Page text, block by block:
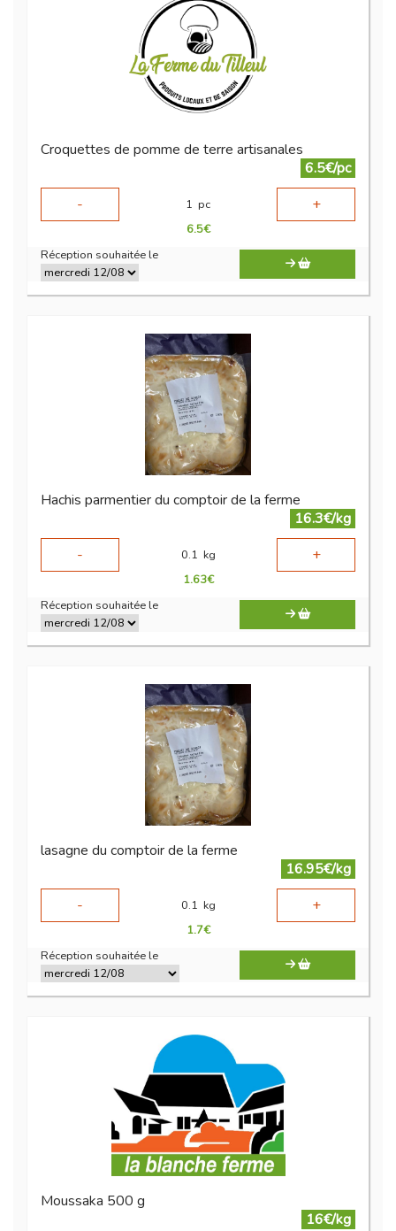
Croquettes de pomme de terre artisanales
6.5€/pc
-
1 pc +
6.5€
Réception souhaitée le
Hachis parmentier du comptoir de la ferme
16.3€/kg
-
0.1 kg +
1.63€
Réception souhaitée le
lasagne du comptoir de la ferme
16.95€/kg
-
0.1 kg +
1.7€
Réception souhaitée le
Moussaka 500 g
16€/kg